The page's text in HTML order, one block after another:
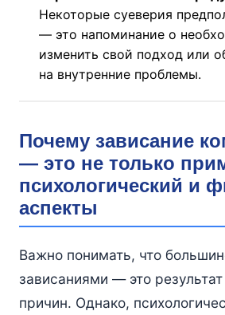
Некоторые суеверия
— это напоминание о
изменить свой подход или
на внутренние проблемы.
Почему зависание
— это не только
психологический и
аспекты
Важно понимать, что
зависаниями — это
причин. Однако,